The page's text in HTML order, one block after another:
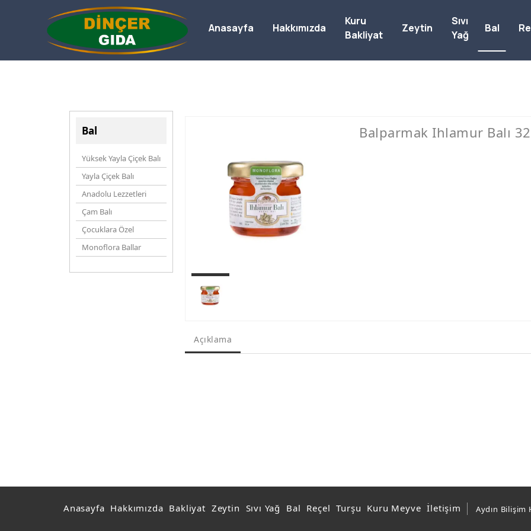
Bal
Yüksek Yayla Çiçek Balı
Yayla Çiçek Balı
Anadolu Lezzetleri
Çam Balı
Çocuklara Özel
Monoflora Ballar
Balparmak Ihlamur Balı
Açıklama
Anasayfa Hakkımızda
Kuru
Bakliyat
Zeytin
Sıvı
Yağ
Bal
Anasayfa Hakkımızda Bakliyat Zeytin Sıvı Yağ Bal Reçel Turşu Kuru Meyve İletişim Aydın Bilişim